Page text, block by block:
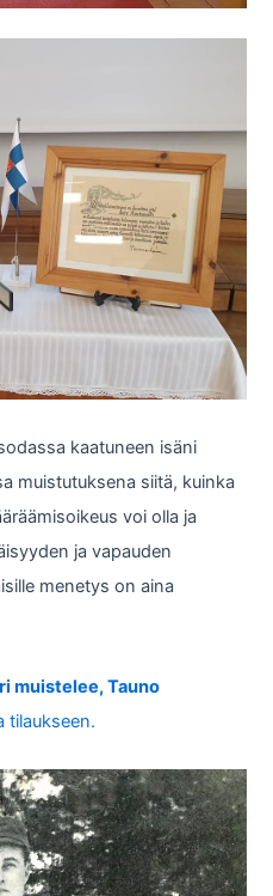
kaatuneen isäni
muistutuksena siitä, kuinka
voi olla ja
ja vapauden
menetys on aina
muistelee, Tauno
tilaukseen.